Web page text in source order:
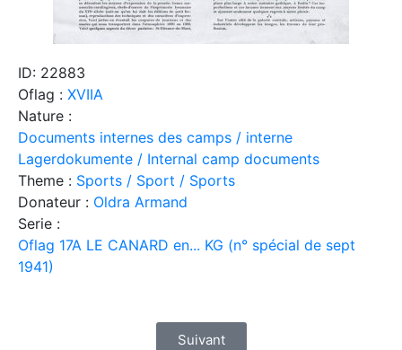
ID: 22883
Oflag : XVIIA
Nature :
Documents internes des camps / interne
Lagerdokumente / Internal camp documents
Theme : Sports / Sport / Sports
Donateur : Oldra Armand
Serie :
Oflag 17A LE CANARD en... KG (n° spécial de sept
1941)
Suivant